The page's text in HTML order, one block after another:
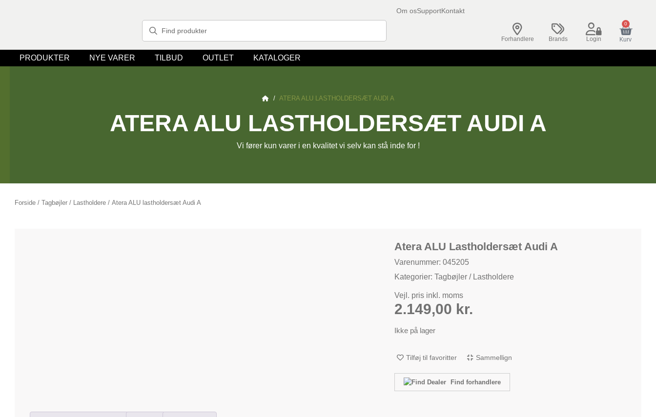
Om osSupportKontakt
Forhandlere Brands Login
0
Kurv
PRODUKTER NYE VARER TILBUD OUTLET KATALOGER
/ ATERA ALU LASTHOLDERSÆT AUDI A
ATERA ALU LASTHOLDERSÆT AUDI A
Vi fører kun varer i en kvalitet vi selv kan stå inde for !
Forside / Tagbøjler / Lastholdere / Atera ALU lastholdersæt Audi A
Atera ALU Lastholdersæt Audi A
Varenummer: 045205
Kategorier:Tagbøjler / Lastholdere
Vejl. pris inkl. moms
2.149,00 kr.
Ikke på lager
Tilføj til favoritter Sammellign
Find forhandlere